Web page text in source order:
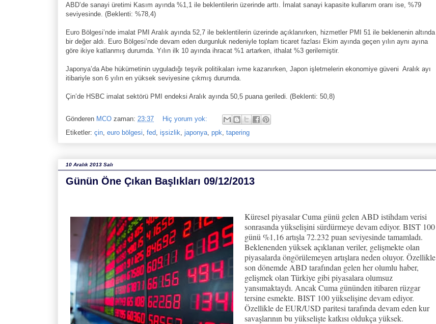
ABD’de sanayi üretimi Kasım ayında %1,1 ile beklentilerin üzerinde arttı. İmalat sanayi kapasite kullanım oranı ise, %79
seviyesinde. (Beklenti: %78,4)
Euro Bölgesi’nde imalat PMI Aralık ayında 52,7 ile beklentilerin üzerinde açıklanırken, hizmetler PMI 51 ile beklenenin altında
bir değer aldı. Euro Bölgesi’nde devam eden durgunluk nedeniyle toplam ticaret fazlası Ekim ayında geçen yılın aynı ayına
göre ikiye katlanmış durumda. Yılın ilk 10 ayında ihracat %1 artarken, ithalat %3 gerilemiştir.
Japonya’da Abe hükümetinin uyguladığı teşvik politikaları ivme kazanırken, Japon işletmelerin ekonomiye güveni Aralık ayı
itibariyle son 6 yılın en yüksek seviyesine çıkmış durumda.
Çin’de HSBC imalat sektörü PMI endeksi Aralık ayında 50,5 puana geriledi. (Beklenti: 50,8)
Gönderen MCO zaman: 23:37
Hiç yorum yok:
Etiketler: çin euro bölgesi fed işsizlik japonya ppk tapering
10 Aralık 2013 Salı
Günün Öne Çıkan Başlıkları 09/12/2013
Küresel piyasalar Cuma günü gelen ABD istihdam verisi
sonrasında yükselişini sürdürmeye devam ediyor. BIST 100
günü %1,16 artışla 72.232 puan seviyesinde tamamladı.
Beklenenden yüksek açıklanan veriler, gelişmekte olan
piyasalarda öngörülemeyen artışlara neden oluyor. Özellikle
son dönemde ABD tarafından gelen her olumlu haber,
gelişmek olan Türkiye gibi piyasalara olumsuz
yansımaktaydı. Ancak Cuma gününden itibaren rüzgar
tersine esmekte. BIST 100 yükselişine devam ediyor.
Özellikle de EUR/USD paritesi tarafında devam eden kur
savaşlarının bu yükselişte katkısı oldukça yüksek.